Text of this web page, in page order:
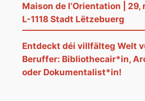
Maison de l’Orientation |
L-1118 Stadt Lëtzebuerg
Entdeckt déi villfälteg Welt
Beruffer: Bibliothecair*in,
oder Dokumentalist*in!